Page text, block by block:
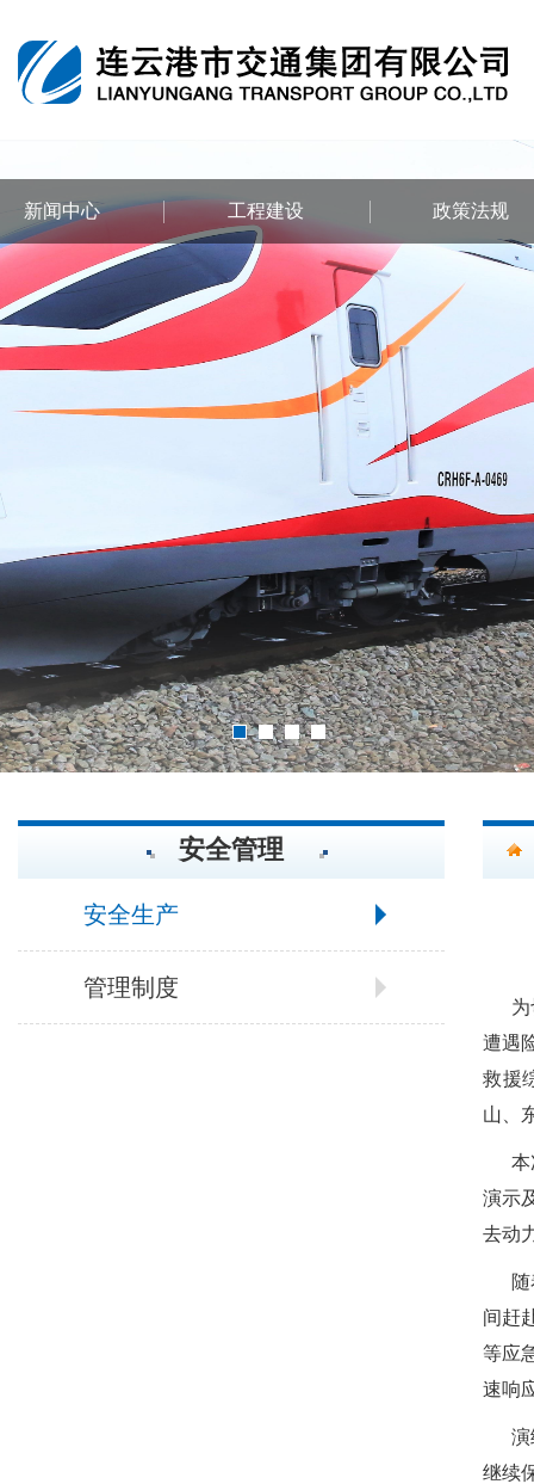
新闻中心 工程建设 政策法规
1 2 3 4
安全管理
安全生产
管理制度
遭遇
救援
山 、
演示
去动
间赶
等应
速响
演
继续